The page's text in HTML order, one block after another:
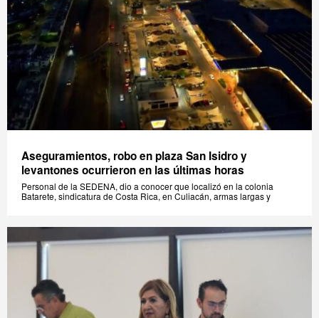
Aseguramientos, robo en plaza San Isidro y
levantones ocurrieron en las últimas horas
Personal de la SEDENA, dio a conocer que localizó en la colonia
Batarete, sindicatura de Costa Rica, en Culiacán, armas largas y